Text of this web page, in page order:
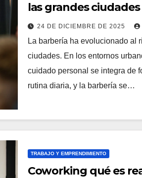
las grandes ciudades
24 DE DICIEMBRE DE 2025
La barbería ha evolucionado al
ciudades. En los entornos
cuidado personal se integra de
rutina diaria, y la barbería se…
TRABAJO Y EMPRENDIMIENTO
Coworking qué es